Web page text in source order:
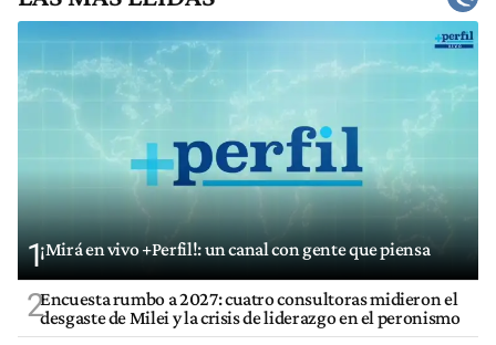
1¡Mirá en vivo +Perfil!: un canal con gente que piensa
2Encuesta rumbo a 2027: cuatro consultoras midieron el
desgaste de Milei y la crisis de liderazgo en el peronismo